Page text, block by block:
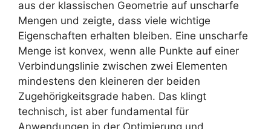
aus der klassischen Geometrie auf unscharfe
Mengen und zeigte, dass viele wichtige
Eigenschaften erhalten bleiben. Eine unscharfe
Menge ist konvex, wenn alle Punkte auf einer
Verbindungslinie zwischen zwei Elementen
mindestens den kleineren der beiden
Zugehörigkeitsgrade haben. Das klingt
technisch, ist aber fundamental für
Anwendungen in der Optimierung und